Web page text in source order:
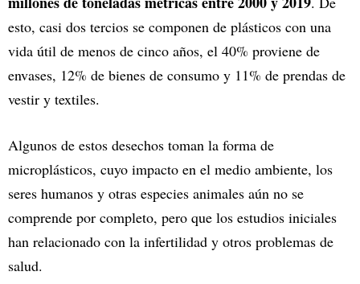
esto, casi dos tercios se componen de plásticos con una
vida útil de menos de cinco años, el 40% proviene de
envases, 12% de bienes de consumo y 11% de prendas de
vestir y textiles.
Algunos de estos desechos toman la forma de
microplásticos, cuyo impacto en el medio ambiente, los
seres humanos y otras especies animales aún no se
comprende por completo, pero que los estudios iniciales
han relacionado con la infertilidad y otros problemas de
salud.